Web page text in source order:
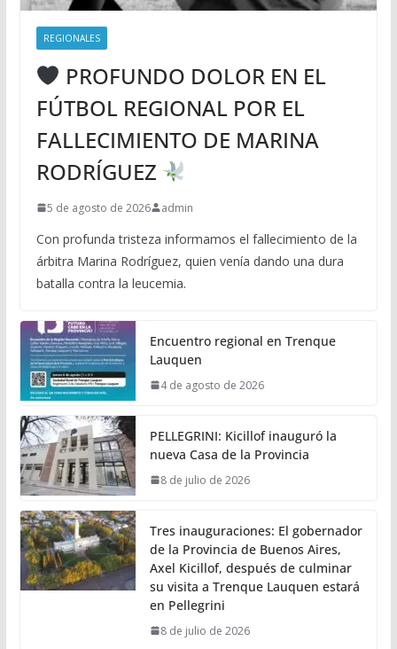
REGIONALES
PROFUNDO DOLOR EN EL
FÚTBOL REGIONAL POR EL
FALLECIMIENTO DE MARINA
RODRÍGUEZ
5 de agosto de 2026 admin
Con profunda tristeza informamos el fallecimiento de la
árbitra Marina Rodríguez, quien venía dando una dura
batalla contra la leucemia.
Encuentro regional en Trenque
Lauquen
4 de agosto de 2026
PELLEGRINI: Kicillof inauguró la
nueva Casa de la Provincia
8 de julio de 2026
Tres inauguraciones: El gobernador
de la Provincia de Buenos Aires,
Axel Kicillof, después de culminar
su visita a Trenque Lauquen estará
en Pellegrini
8 de julio de 2026